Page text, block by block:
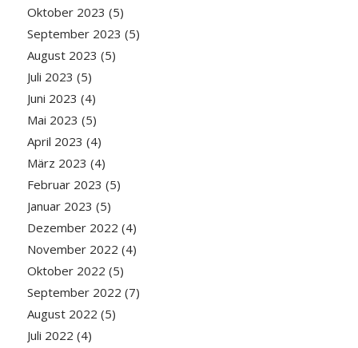
Oktober 2023 (5)
September 2023 (5)
August 2023 (5)
Juli 2023 (5)
Juni 2023 (4)
Mai 2023 (5)
April 2023 (4)
März 2023 (4)
Februar 2023 (5)
Januar 2023 (5)
Dezember 2022 (4)
November 2022 (4)
Oktober 2022 (5)
September 2022 (7)
August 2022 (5)
Juli 2022 (4)